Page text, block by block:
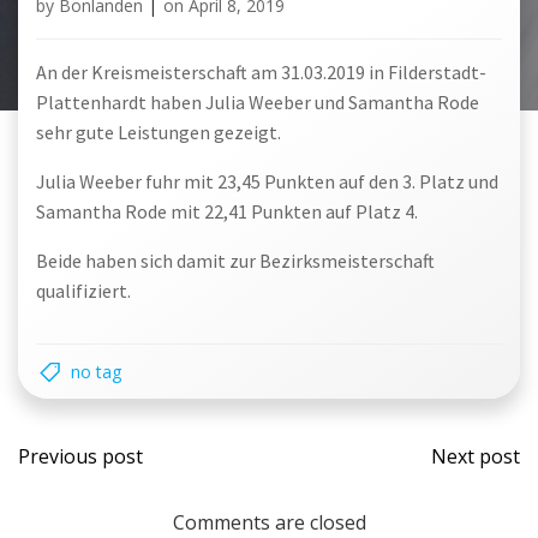
by Bonlanden | on April 8, 2019
An der Kreismeisterschaft am 31.03.2019 in Filderstadt-
Plattenhardt haben Julia Weeber und Samantha Rode
sehr gute Leistungen gezeigt.
Julia Weeber fuhr mit 23,45 Punkten auf den 3. Platz und
Samantha Rode mit 22,41 Punkten auf Platz 4.
Beide haben sich damit zur Bezirksmeisterschaft
qualifiziert.
no tag
Post
navigation
Previous post
Post
Next post
Comments are closed